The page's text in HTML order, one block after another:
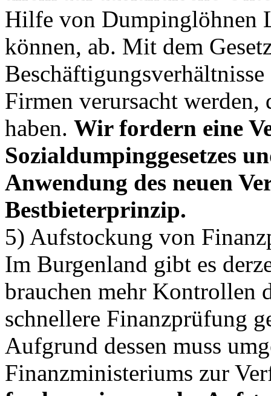
Hilfe von Dumpinglöhnen
können, ab. Mit dem
Firmen verursacht
haben. Wir fordern eine
Sozialdumpinggesetzes
Anwendung des neuen
Bestbieterprinzip.
5) Aufstockung von
Im Burgenland gibt es
brauchen mehr Kontrollen
schnellere Finanzprüfung
Aufgrund dessen muss
Finanzministeriums zur